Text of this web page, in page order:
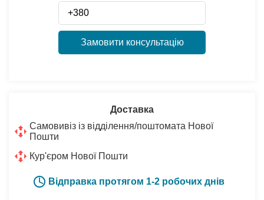
Замовити консультацію
Доставка
Самовивіз із відділення/поштомата Нової
Пошти
Кур'єром Нової Пошти
Відправка протягом 1-2 робочих днів